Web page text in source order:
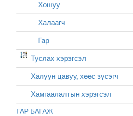
Хошуу
Халаагч
Гар
Туслах хэрэгсэл
Халуун цавуу, хөөс зүсэгч
Хамгаалалтын хэрэгсэл
ГАР БАГАЖ